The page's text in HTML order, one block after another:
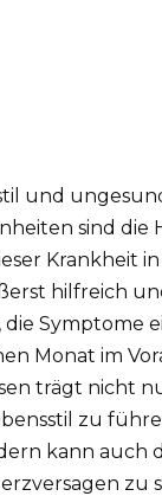
und
sind die
Krankheit
hilfreich
die Symptome
Monat im
trägt nicht
zu
kann auch
zu